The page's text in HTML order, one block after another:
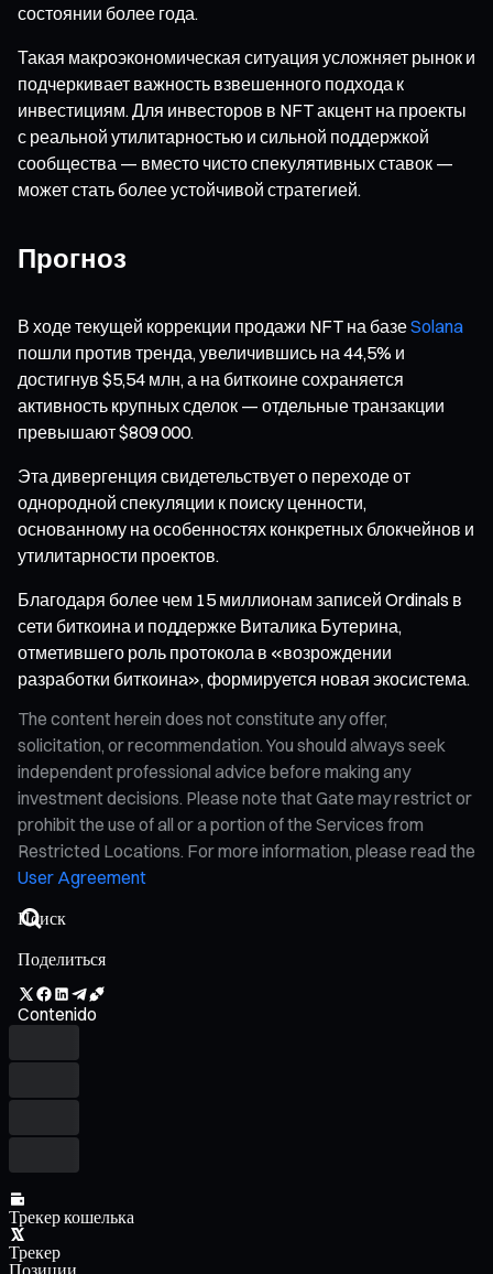
состоянии более года.
Такая макроэкономическая ситуация усложняет рынок и
подчеркивает важность взвешенного подхода к
инвестициям. Для инвесторов в NFT акцент на проекты
с реальной утилитарностью и сильной поддержкой
сообщества — вместо чисто спекулятивных ставок —
может стать более устойчивой стратегией.
Прогноз
В ходе текущей коррекции продажи NFT на базеSolana
пошли против тренда, увеличившись на 44,5% и
достигнув $5,54 млн, а на биткоине сохраняется
активность крупных сделок — отдельные транзакции
превышают $809 000.
Эта дивергенция свидетельствует о переходе от
однородной спекуляции к поиску ценности,
основанному на особенностях конкретных блокчейнов и
утилитарности проектов.
Благодаря более чем 15 миллионам записей Ordinals в
сети биткоина и поддержке Виталика Бутерина,
отметившего роль протокола в «возрождении
разработки биткоина», формируется новая экосистема.
The content herein does not constitute any offer,
solicitation, or recommendation. You should always seek
independent professional advice before making any
investment decisions. Please note that Gate may restrict or
prohibit the use of all or a portion of the Services from
Restricted Locations. For more information, please read the
User Agreement
Поделиться
Contenido
Трекер кошелька
Трекер
Позиции